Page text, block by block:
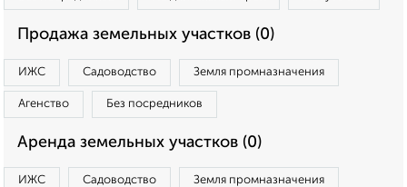
Продажа земельных участков (0)
ИЖС Садоводство Земля промназначения
Агенство Без посредников
Аренда земельных участков (0)
ИЖС Садоводство Земля промназначения